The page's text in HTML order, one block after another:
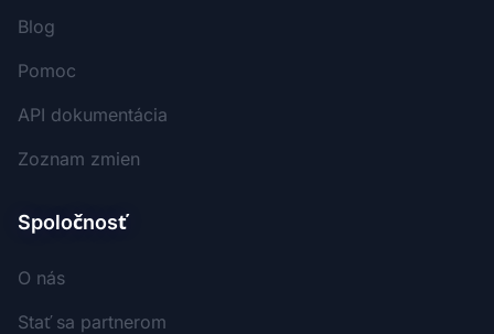
Blog
Pomoc
API dokumentácia
Zoznam zmien
Spoločnosť
O nás
Stať sa partnerom